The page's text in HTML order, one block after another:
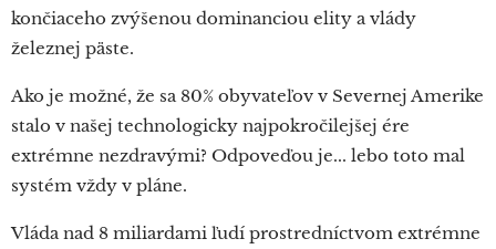
končiaceho zvýšenou dominanciou elity a vlády
železnej päste.
Ako je možné, že sa 80% obyvateľov v Severnej Amerike
stalo v našej technologicky najpokročilejšej ére
extrémne nezdravými? Odpoveďou je... lebo toto mal
systém vždy v pláne.
Vláda nad 8 miliardami ľudí prostredníctvom extrémne